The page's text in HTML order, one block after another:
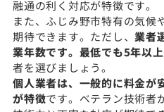
融通の利く対応が特徴です。
また、ふじみ野市特有の気候
期待できます。ただし、業者
業年数です。最低でも5年以
者を選びましょう。
個人業者は、一般的に料金が
が特徴です。ベテラン技術者